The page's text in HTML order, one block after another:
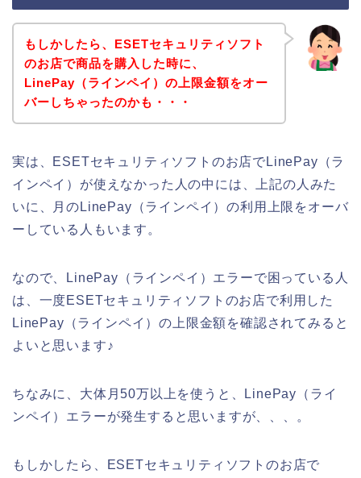
もしかしたら、ESETセキュリティソフト
のお店で商品を購入した時に、
LinePay（ラインペイ）の上限金額をオー
バーしちゃったのかも・・・
実は、ESETセキュリティソフトのお店でLinePay（ラ
インペイ）が使えなかった人の中には、上記の人みた
いに、月のLinePay（ラインペイ）の利用上限をオーバ
ーしている人もいます。
なので、LinePay（ラインペイ）エラーで困っている人
は、一度ESETセキュリティソフトのお店で利用した
LinePay（ラインペイ）の上限金額を確認されてみると
よいと思います♪
ちなみに、大体月50万以上を使うと、LinePay（ライ
ンペイ）エラーが発生すると思いますが、、、。
もしかしたら、ESETセキュリティソフトのお店で